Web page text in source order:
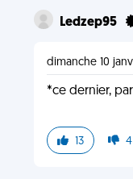
Ledzep95
dimanche 10
*ce dernier,
13 4